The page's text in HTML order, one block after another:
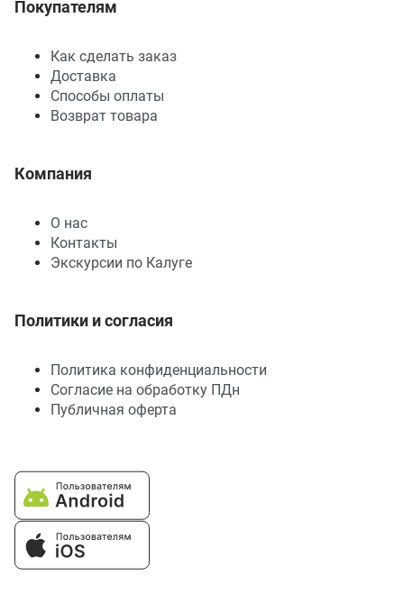
Покупателям
Как сделать заказ
Доставка
Способы оплаты
Возврат товара
Компания
О нас
Контакты
Экскурсии по Калуге
Политики и согласия
Политика конфиденциальности
Согласие на обработку ПДн
Публичная оферта